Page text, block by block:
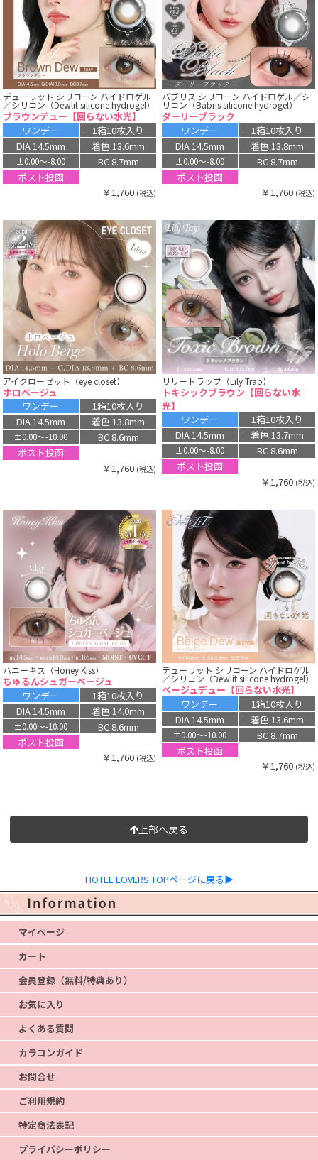
デューリット シリコーン ハイドロゲル
／シリコン（Dewlit silicone hydrogel）
ブラウンデュー【回らない水光】
ワンデー
1箱10枚入り
DIA 14.5mm
着色 13.6mm
±0.00〜-8.00
BC 8.7mm
ポスト投函
￥1,760 (税込)
バブリス シリコーン ハイドロゲル／シ
リコン（Babris silicone hydrogel）
ダーリーブラック
ワンデー
1箱10枚入り
DIA 14.5mm
着色 13.8mm
±0.00〜-8.00
BC 8.7mm
ポスト投函
￥1,760 (税込)
アイクローゼット（eye closet）
ホロベージュ
ワンデー
1箱10枚入り
DIA 14.5mm
着色 13.8mm
±0.00〜-10.00
BC 8.6mm
ポスト投函
￥1,760 (税込)
リリートラップ（Lily Trap）
トキシックブラウン【回らない水
光】
ワンデー
1箱10枚入り
DIA 14.5mm
着色 13.7mm
±0.00〜-8.00
BC 8.6mm
ポスト投函
￥1,760 (税込)
ハニーキス（Honey Kiss）
ちゅるんシュガーベージュ
ワンデー
1箱10枚入り
DIA 14.5mm
着色 14.0mm
±0.00〜-10.00
BC 8.6mm
ポスト投函
￥1,760 (税込)
デューリット シリコーン ハイドロゲル
／シリコン（Dewlit silicone hydrogel）
ベージュデュー【回らない水光】
ワンデー
1箱10枚入り
DIA 14.5mm
着色 13.6mm
±0.00〜-10.00
BC 8.7mm
ポスト投函
￥1,760 (税込)
上部へ戻る
HOTEL LOVERS TOPページに戻る▶
マイページ
カート
会員登録（無料/特典あり）
お気に入り
よくある質問
カラコンガイド
お問合せ
ご利用規約
特定商法表記
プライバシーポリシー